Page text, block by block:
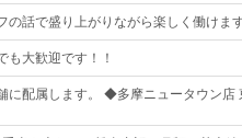
話で盛り上がりながら楽しく働けま
も大歓迎です！！
に配属します。 ◆多摩ニュータウン店